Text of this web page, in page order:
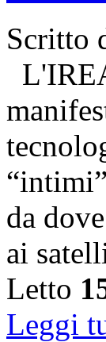
Scritto
da
ai
Letto
Leggi